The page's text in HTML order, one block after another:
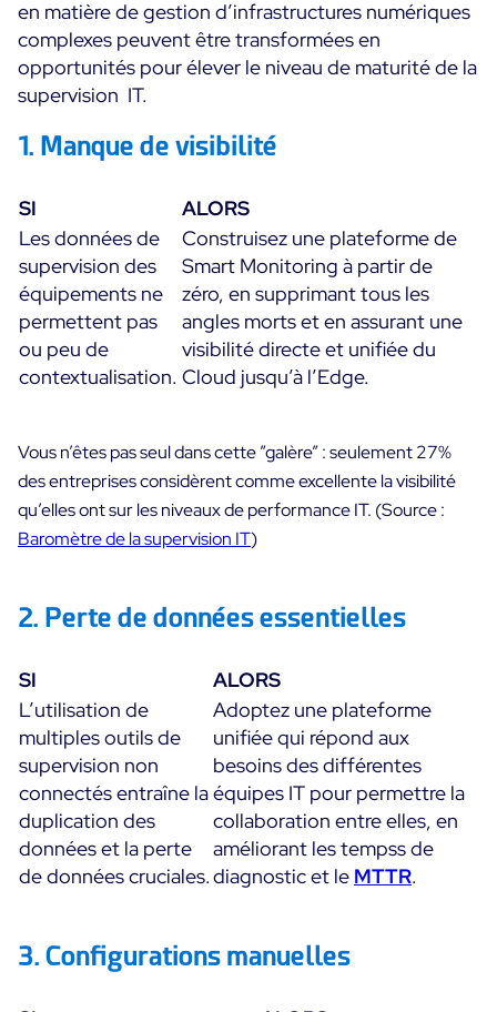
Essai gratuit
en matière de gestion d’infrastructures numériques
complexes peuvent être transformées en
opportunités pour élever le niveau de maturité de la
supervision IT.
1. Manque de visibilité
SI
ALORS
Les données de
supervision des
équipements ne
permettent pas
ou peu de
contextualisation.
Construisez une plateforme de
Smart Monitoring à partir de
zéro, en supprimant tous les
angles morts et en assurant une
visibilité directe et unifiée du
Cloud jusqu’à l’Edge.
Vous n’êtes pas seul dans cette ”galère” : seulement 27%
des entreprises considèrent comme excellente la visibilité
qu’elles ont sur les niveaux de performance IT. (Source :
Baromètre de la supervision IT)
2. Perte de données essentielles
SI
ALORS
L’utilisation de
multiples outils de
supervision non
connectés entraîne la
duplication des
données et la perte
de données cruciales.
Adoptez une plateforme
unifiée qui répond aux
besoins des différentes
équipes IT pour permettre la
collaboration entre elles, en
améliorant les tempss de
diagnostic et le MTTR.
3. Configurations manuelles